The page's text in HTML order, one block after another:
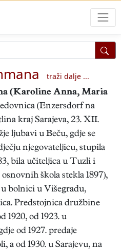
traži dalje ...
(Karoline Anna, Maria
(Enzersdorf na
kraj Sarajeva, 23. XII.
ljubavi u Beču, gdje se
njegovateljicu, stupila
bila učiteljica u Tuzli i
škola stekla 1897),
u bolnici u Višegradu,
Predstojnica družbine
1920, od 1923. u
od 1927. predaje
a od 1930. u Sarajevu, na